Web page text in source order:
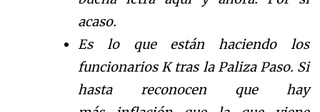
acaso.
Es lo que están haciendo los
funcionarios K tras la Paliza Paso. Si
hasta reconocen que hay